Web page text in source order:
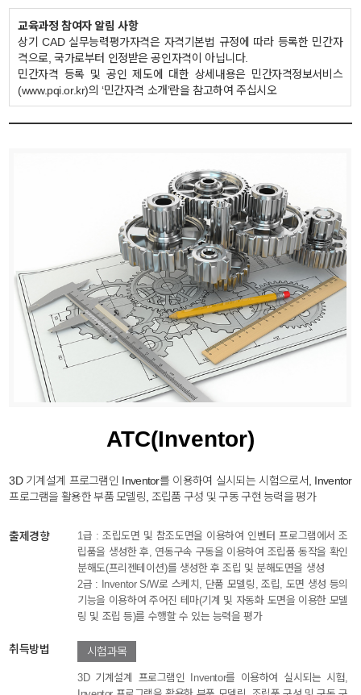
교육과정 참여자 알림 사항
상기 CAD 실무능력평가자격은 자격기본법 규정에 따라 등록한 민간자
격으로, 국가로부터 인정받은 공인자격이 아닙니다.
민간자격 등록 및 공인 제도에 대한 상세내용은 민간자격정보서비스
(www.pqi.or.kr)의 ‘민간자격 소개’란을 참고하여 주십시오
ATC(Inventor)
3D 기계설계 프로그램인 Inventor를 이용하여 실시되는 시험으로서, Inventor
프로그램을 활용한 부품 모델링, 조립품 구성 및 구동 구현 능력을 평가
출제경향
1급 : 조립도면 및 참조도면을 이용하여 인벤터 프로그램에서 조
립품을 생성한 후, 연동구속 구동을 이용하여 조립품 동작을 확인
분해도(프리젠테이션)를 생성한 후 조립 및 분해도면을 생성
2급 : Inventor S/W로 스케치, 단품 모델링, 조립, 도면 생성 등의
기능을 이용하여 주어진 테마(기계 및 자동화 도면을 이용한 모델
링 및 조립 등)를 수행할 수 있는 능력을 평가
취득방법 시험과목
3D 기계설계 프로그램인 Inventor를 이용하여 실시되는 시험,